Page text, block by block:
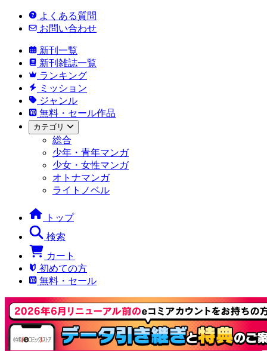
よくある質問
お問い合わせ
新刊一覧
新刊雑誌一覧
ランキング
ミッション
ジャンル
無料・セール作品
カテゴリ
総合
少年・青年マンガ
少女・女性マンガ
オトナマンガ
ライトノベル
トップ
検索
カート
初めての方
無料・セール